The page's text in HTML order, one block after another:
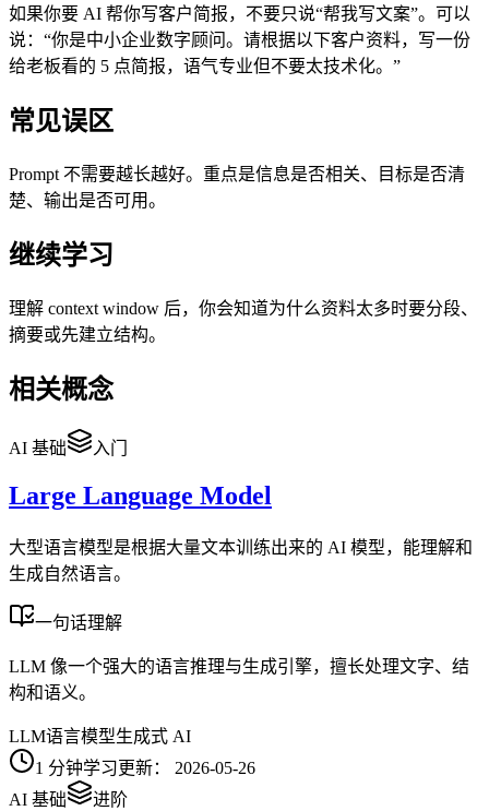
如果你要 AI 帮你写客户简报，不要只说“帮我写文案”。可以
说：“你是中小企业数字顾问。请根据以下客户资料，写一份
给老板看的 5 点简报，语气专业但不要太技术化。”
常见误区
Prompt 不需要越长越好。重点是信息是否相关、目标是否清
楚、输出是否可用。
继续学习
理解 context window 后，你会知道为什么资料太多时要分段、
摘要或先建立结构。
相关概念
AI 基础 入门
Large Language Model
大型语言模型是根据大量文本训练出来的 AI 模型，能理解和
生成自然语言。
一句话理解
LLM 像一个强大的语言推理与生成引擎，擅长处理文字、结
构和语义。
LLM语言模型生成式 AI
1 分钟学习更新：
2026-05-26
AI 基础
进阶